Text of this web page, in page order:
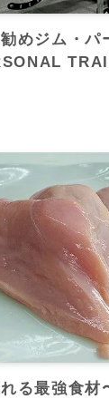
めジム・パ
る最強食材